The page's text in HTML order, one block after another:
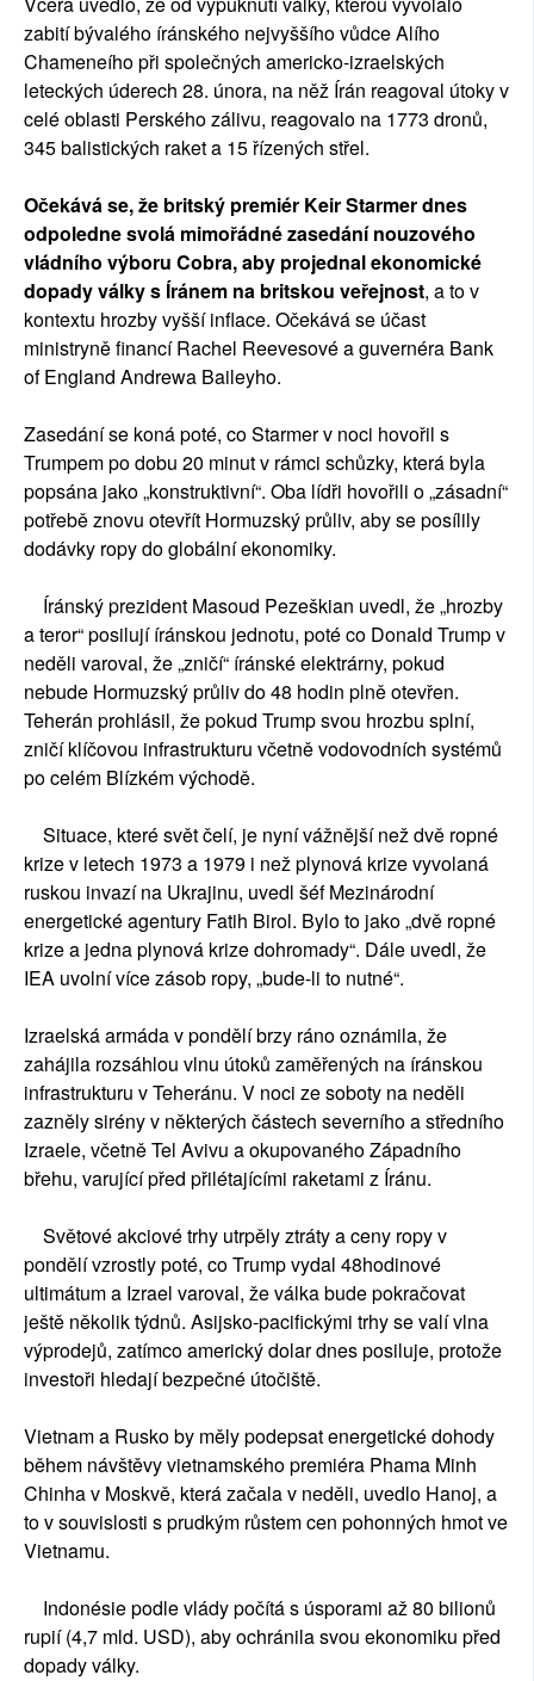
zabití bývalého íránského nejvyššího vůdce Alího
Chameneího při společných americko-izraelských
leteckých úderech 28. února, na něž Írán reagoval útoky v
celé oblasti Perského zálivu, reagovalo na 1773 dronů,
345 balistických raket a 15 řízených střel.
Očekává se, že britský premiér Keir Starmer dnes
odpoledne svolá mimořádné zasedání nouzového
vládního výboru Cobra, aby projednal ekonomické
dopady války s Íránem na britskou veřejnost, a to v
kontextu hrozby vyšší inflace. Očekává se účast
ministryně financí Rachel Reevesové a guvernéra Bank
of England Andrewa Baileyho.
Zasedání se koná poté, co Starmer v noci hovořil s
Trumpem po dobu 20 minut v rámci schůzky, která byla
popsána jako „konstruktivní“. Oba lídři hovořili o „zásadní“
potřebě znovu otevřít Hormuzský průliv, aby se posílily
dodávky ropy do globální ekonomiky.
Íránský prezident Masoud Pezeškian uvedl, že „hrozby
a teror“ posilují íránskou jednotu, poté co Donald Trump v
neděli varoval, že „zničí“ íránské elektrárny, pokud
nebude Hormuzský průliv do 48 hodin plně otevřen.
Teherán prohlásil, že pokud Trump svou hrozbu splní,
zničí klíčovou infrastrukturu včetně vodovodních systémů
po celém Blízkém východě.
Situace, které svět čelí, je nyní vážnější než dvě ropné
krize v letech 1973 a 1979 i než plynová krize vyvolaná
ruskou invazí na Ukrajinu, uvedl šéf Mezinárodní
energetické agentury Fatih Birol. Bylo to jako „dvě ropné
krize a jedna plynová krize dohromady“. Dále uvedl, že
IEA uvolní více zásob ropy, „bude-li to nutné“.
Izraelská armáda v pondělí brzy ráno oznámila, že
zahájila rozsáhlou vlnu útoků zaměřených na íránskou
infrastrukturu v Teheránu. V noci ze soboty na neděli
zazněly sirény v některých částech severního a středního
Izraele, včetně Tel Avivu a okupovaného Západního
břehu, varující před přilétajícími raketami z Íránu.
Světové akciové trhy utrpěly ztráty a ceny ropy v
pondělí vzrostly poté, co Trump vydal 48hodinové
ultimátum a Izrael varoval, že válka bude pokračovat
ještě několik týdnů. Asijsko-pacifickými trhy se valí vlna
výprodejů, zatímco americký dolar dnes posiluje, protože
investoři hledají bezpečné útočiště.
Vietnam a Rusko by měly podepsat energetické dohody
během návštěvy vietnamského premiéra Phama Minh
Chinha v Moskvě, která začala v neděli, uvedlo Hanoj, a
to v souvislosti s prudkým růstem cen pohonných hmot ve
Vietnamu.
Indonésie podle vlády počítá s úsporami až 80 bilionů
rupií (4,7 mld. USD), aby ochránila svou ekonomiku před
dopady války.